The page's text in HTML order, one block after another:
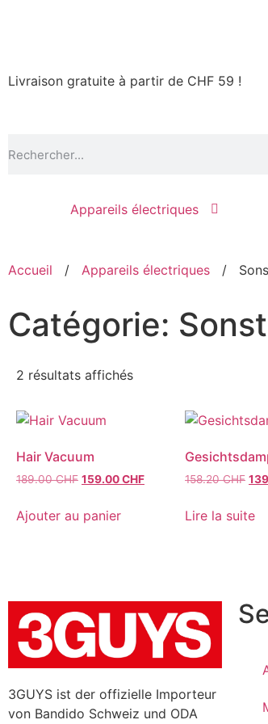
Livraison gratuite à partir de CHF 59 !
Appareils électriques
Accueil / Appareils électriques /
Catégorie:
2 résultats affichés
Hair Vacuum
189.00CHF 159.00CHF
Ajouter au panier
158.20CHF
Lire la suite
3GUYS ist der offizielle Importeur
von Bandido Schweiz und ODA